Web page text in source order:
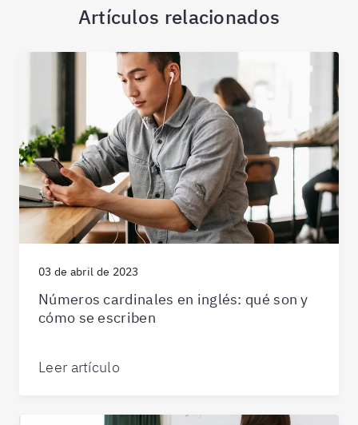
Artículos relacionados
03 de abril de 2023
Números cardinales en inglés: qué son y
cómo se escriben
Leer artículo